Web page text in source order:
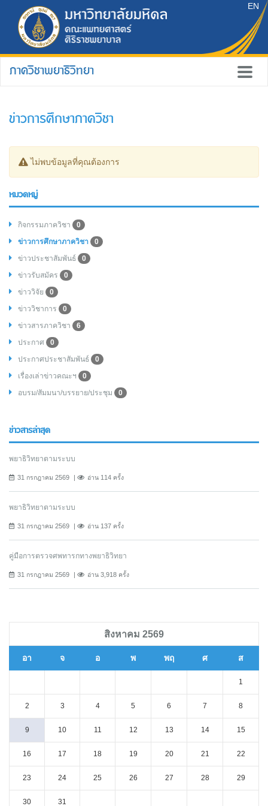
EN
ภาควิชาพยาธิวิทยา
ข่าวการศึกษาภาควิชา
ไม่พบข้อมูลที่คุณต้องการ
หมวดหมู่
กิจกรรมภาควิชา
0
ข่าวการศึกษาภาควิชา
0
ข่าวประชาสัมพันธ์
0
ข่าวรับสมัคร
0
ข่าววิจัย
0
ข่าววิชาการ
0
ข่าวสารภาควิชา
6
ประกาศ
0
ประกาศประชาสัมพันธ์
0
เรื่องเล่าข่าวคณะฯ
0
อบรม/สัมมนา/บรรยาย/ประชุม
0
ข่าวสารล่าสุด
พยาธิวิทยาตามระบบ
31 กรกฎาคม 2569 อ่าน 114 ครั้ง
พยาธิวิทยาตามระบบ
31 กรกฎาคม 2569 อ่าน 137 ครั้ง
คู่มือการตรวจศพทารกทางพยาธิวิทยา
31 กรกฎาคม 2569 อ่าน 3,918 ครั้ง
สิงหาคม 2569
อา จ อ พ พฤ ศ ส
1
2 3 4 5 6 7 8
9 10 11 12 13 14 15
16 17 18 19 20 21 22
23 24 25 26 27 28 29
30 31